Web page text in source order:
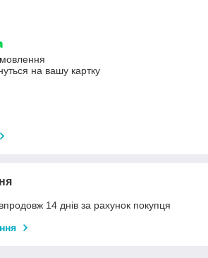
на вашу картку
14 днів за рахунок покупця